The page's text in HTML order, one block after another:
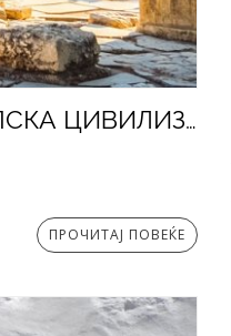
МИНОЈСКАТА ПАЛАТА ВО КНОСОС - ПРВА ЕВРОПСКА ЦИВИЛИЗАЦИЈА
ПРОЧИТАЈ ПОВЕЌЕ